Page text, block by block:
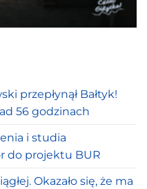
przepłynął Bałtyk!
56 godzinach
i studia
do projektu BUR
Okazało się, że ma